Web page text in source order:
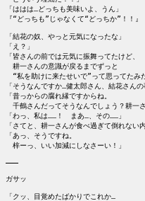
「ははは…どっちも美味いよ、うん」
『“どっちも”じゃなくて“どっちか”！！』
「結花の奴、やっと元気になったな」
「え？」
「皆さんの前では元気に振舞ってたけど、
耕一さんの意識が戻るまでずっと
“私を助けに来たせいで”って思ってたみ
「そうなんですか…健太郎さん、結花さん
「昔っからの腐れ縁ですからね。
千鶴さんだってそうなんでしょう？耕一さ
「わっ、私は……！　まあ…、その……」
「さてと、耕一さんが食べ過ぎて倒れない
「あっ、そうですね。
梓ーっ、いい加減にしなさーい！」
―――
ガサッ
「クッ、目覚めたばかりでこれか…